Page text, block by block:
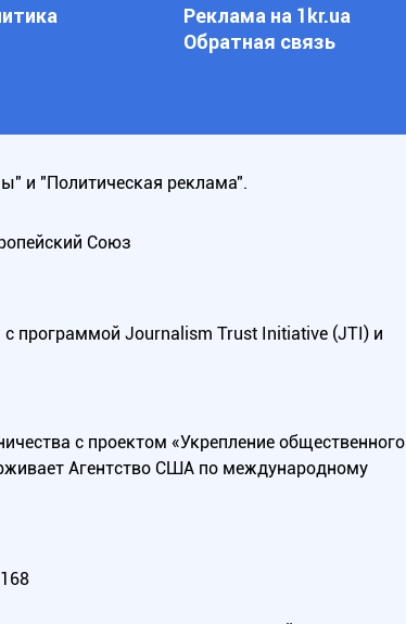
Реклама на 1kr.ua
Обратная связь
и "Политическая реклама".
Союз
программой Journalism Trust Initiative (JTI) и
с проектом «Укрепление общественного
Агентство США по международному